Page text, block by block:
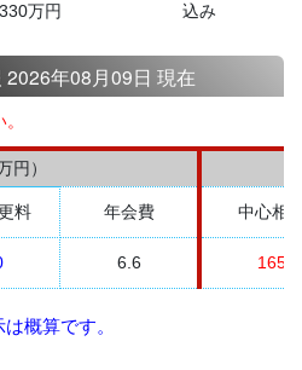
330万円 込み
年08月09日 現在
円）
料 年会費 中心相
6.6 165
概算です。